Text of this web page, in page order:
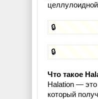
🔒
🔒
Что такое
Halation — ​​это
который